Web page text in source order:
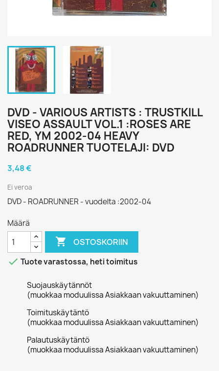
DVD - VARIOUS ARTISTS : TRUSTKILL
VISEO ASSAULT VOL.1 :ROSES ARE
RED, YM 2002-04 HEAVY
ROADRUNNER TUOTELAJI: DVD
3,48 €
Ei veroa
DVD - ROADRUNNER - vuodelta :2002-04
Määrä
 OSTOSKORIIN
 Tuote varastossa, heti toimitus
Suojauskäytännöt
(muokkaa moduulissa Asiakkaan vakuuttaminen)
Toimituskäytäntö
(muokkaa moduulissa Asiakkaan vakuuttaminen)
Palautuskäytäntö
(muokkaa moduulissa Asiakkaan vakuuttaminen)